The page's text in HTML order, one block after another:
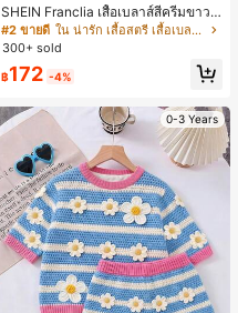
SHEIN Franclia เสื้อเบลาส์สีครีมขาวนุ่
มนวล เอวรูด, แต่งขอบตัดกัน + โบว์ผูก,
แขนพอง จับคู่กับกระโปรงชายระบาย,
กวัน
#2 ขายดี
ใน น่ารัก เสื้อสตรี เสื้อเบลาส์ & Tee
300+ sold
฿172 -4%
0-3 Years